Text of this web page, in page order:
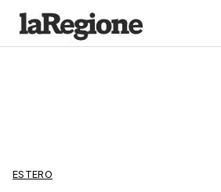
ESTERO